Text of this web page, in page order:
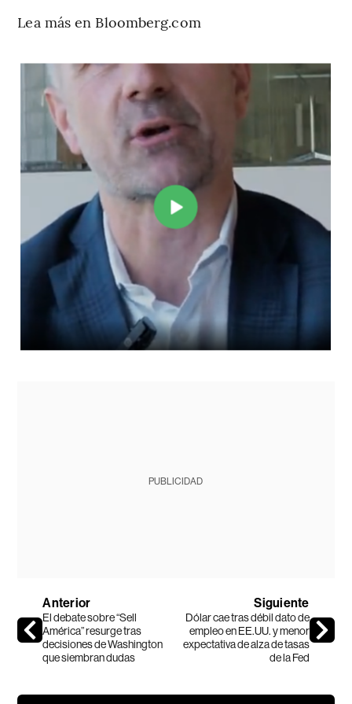
Lea más en Bloomberg.com
PUBLICIDAD
Anterior
El debate sobre “Sell
América” resurge tras
decisiones de Washington
que siembran dudas
Siguiente
Dólar cae tras débil dato de
empleo en EE.UU. y menor
expectativa de alza de tasas
de la Fed